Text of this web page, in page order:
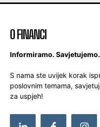
O FINANCI
Informiramo.
S nama ste uvijek korak
poslovnim temama,
za uspjeh!